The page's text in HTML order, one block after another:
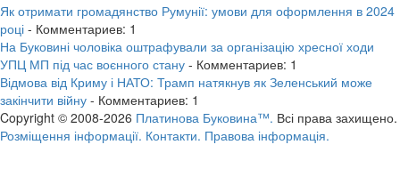
Як отримати громадянство Румунії: умови для оформлення в 2024
році - Комментариев: 1
На Буковині чоловіка оштрафували за організацію хресної ходи
УПЦ МП під час воєнного стану - Комментариев: 1
Відмова від Криму і НАТО: Трамп натякнув як Зеленський може
закінчити війну - Комментариев: 1
Copyright © 2008-2026 Платинова Буковина™. Всі права захищено.
Розміщення інформації. Контакти. Правова інформація.